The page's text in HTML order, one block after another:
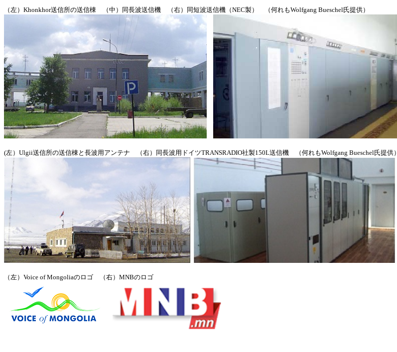
（左）Khonkhor送信所の送信棟 （中）同長波送信機 （右）同短波送信機（NEC製） （何れもWolfgang Bueschel氏提供）
(左）Ulgii送信所の送信棟と長波用アンテナ （右）同長波用ドイツTRANSRADIO社製150L送信機 （何れもWolfgang Bueschel氏提供）
（左）Voice of Mongoliaのロゴ （右）MNBのロゴ